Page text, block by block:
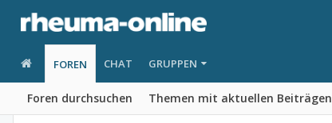
FOREN
Foren durchsuchen Themen mit aktuellen Beiträgen
CHAT GRUPPEN